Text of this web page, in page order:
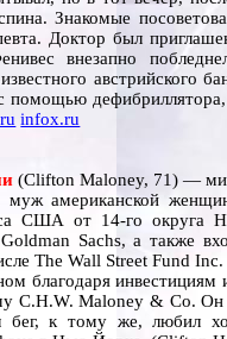
Знакомые
Доктор был
внезапно
австрийского
помощью
infox.ru
(Clifton Maloney, 71) —
американской
США от 14-го округа
Sachs, а также
The Wall Street Fund
благодаря
C.H.W. Maloney & Co. Он
к тому же, любил